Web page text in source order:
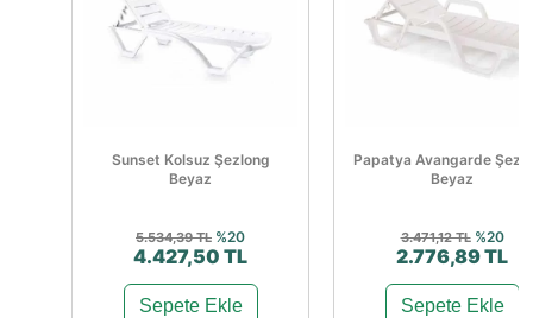
Sunset Kolsuz Şezlong
Beyaz
5.534,39 TL %20
4.427,50 TL
Sepete Ekle
Papatya Avangarde
Beyaz
3.471,12 TL %20
2.776,89 TL
Sepete Ekle